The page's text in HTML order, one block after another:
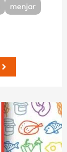
menjar